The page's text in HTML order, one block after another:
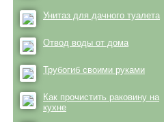
Унитаз для дачного туалета
Отвод воды от дома
Трубогиб своими руками
Как прочистить раковину на
кухне